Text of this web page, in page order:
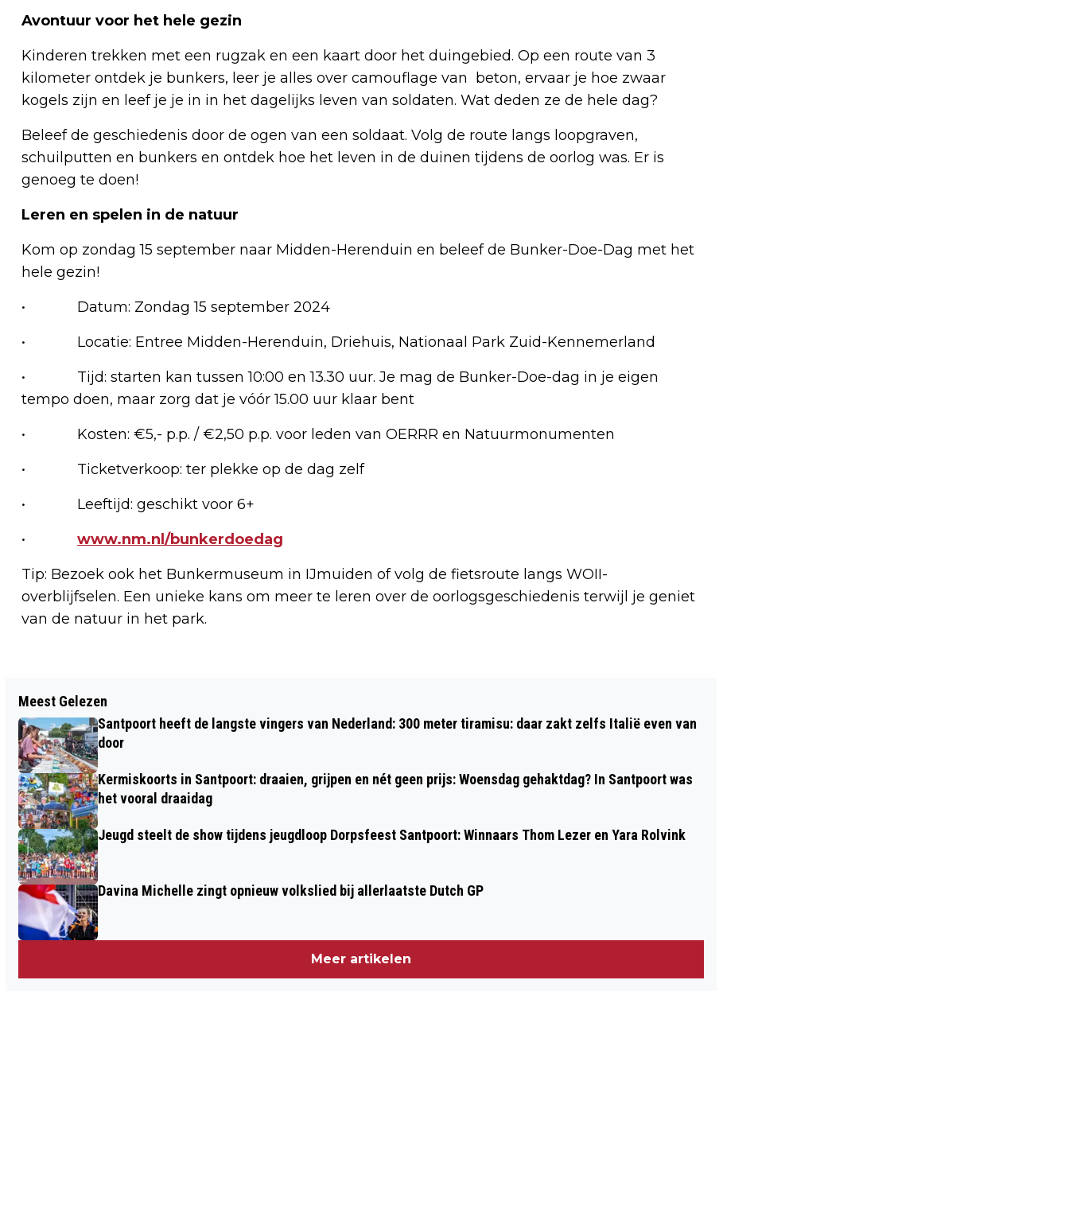
Avontuur voor het hele gezin
Kinderen trekken met een rugzak en een kaart door het duingebied. Op een route van 3
kilometer ontdek je bunkers, leer je alles over camouflage van beton, ervaar je hoe zwaar
kogels zijn en leef je je in in het dagelijks leven van soldaten. Wat deden ze de hele dag?
Beleef de geschiedenis door de ogen van een soldaat. Volg de route langs loopgraven,
schuilputten en bunkers en ontdek hoe het leven in de duinen tijdens de oorlog was. Er is
genoeg te doen!
Leren en spelen in de natuur
Kom op zondag 15 september naar Midden-Herenduin en beleef de Bunker-Doe-Dag met het
hele gezin!
• Datum: Zondag 15 september 2024
• Locatie: Entree Midden-Herenduin, Driehuis, Nationaal Park Zuid-Kennemerland
• Tijd: starten kan tussen 10:00 en 13.30 uur. Je mag de Bunker-Doe-dag in je eigen
tempo doen, maar zorg dat je vóór 15.00 uur klaar bent
• Kosten: €5,- p.p. / €2,50 p.p. voor leden van OERRR en Natuurmonumenten
• Ticketverkoop: ter plekke op de dag zelf
• Leeftijd: geschikt voor 6+
• www.nm.nl/bunkerdoedag
Tip: Bezoek ook het Bunkermuseum in IJmuiden of volg de fietsroute langs WOII-
overblijfselen. Een unieke kans om meer te leren over de oorlogsgeschiedenis terwijl je geniet
van de natuur in het park.
KUNST IN ELSWOUT: ONDERWEG;
HAARLEMS KUNSTENAARSCOLLECTIEF
TOONT NIEUW WERK
NAAR STINKZWAMMEN
Meest Gelezen
Santpoort heeft de langste vingers van Nederland: 300 meter tiramisu: daar zakt zelfs Italië even van
door
Kermiskoorts in Santpoort: draaien, grijpen en nét geen prijs: Woensdag gehaktdag? In Santpoort was
het vooral draaidag
Jeugd steelt de show tijdens jeugdloop Dorpsfeest Santpoort: Winnaars Thom Lezer en Yara Rolvink
Davina Michelle zingt opnieuw volkslied bij allerlaatste Dutch GP
Meer artikelen